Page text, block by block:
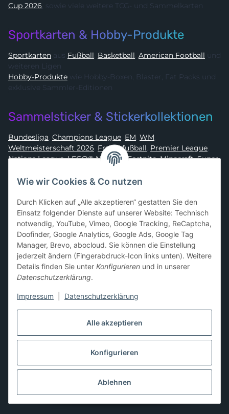
Cup 2026, sowie viele weitere TCG- und Sammelkarten
Sportkarten & Hobby-Produkte
Sportkarten aus Fußball, Basketball, American Football und
weiteren Ligen
Hobby-Produkte
exklusive Sammler-Editionen
Sammelsticker & Stickerkollektionen
Bundesliga, Champions League, EM, WM,
Weltmeisterschaft 2026, Frauenfußball, Premier League,
Nations League, LEGO® Ninjago Fortnite,Minecraft,Super
Asterix
Sammelkarten-Zubehör &
Schutzprodukte
Card Sleeves, Penny Sleeves, Premium Sleeves,Toploader
Magnetic Holder, Sammelalben / Binder / Pocket Pages
Deckboxen ,Playmats undAufbewahrungslösungen
Vertrag widerrufen
* Alle Preise inkl. gesetzlicher USt., zzgl.Versand
** Differenzbesteuerung gemäß § 25a UStG,
Alle akzeptieren
Konfigurieren
Ablehnen
Wie wir Cookies & Co nutzen
Durch Klicken auf „Alle akzeptieren“ gestatten Sie den
Einsatz folgender Dienste auf unserer Website: Technisch
notwendig, YouTube, Vimeo, Google Tracking, ReCaptcha,
Doofinder, Google Analytics, Google Ads, Google Tag
Manager, Brevo, abocloud. Sie können die Einstellung
jederzeit ändern (Fingerabdruck-Icon links unten). Weitere
Details finden Sie unter Konfigurieren und in unserer
Datenschutzerklärung.
Impressum Datenschutzerklärung